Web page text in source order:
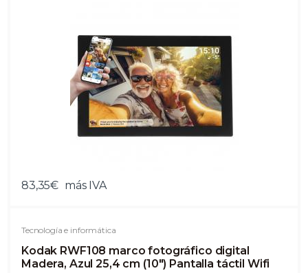
83,35€ más IVA
Tecnología e informática
Kodak RWF108 marco fotográfico digital
Madera, Azul 25,4 cm (10") Pantalla táctil Wifi